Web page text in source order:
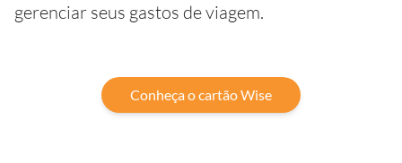
gerenciar seus gastos de viagem.
Conheça o cartão Wise